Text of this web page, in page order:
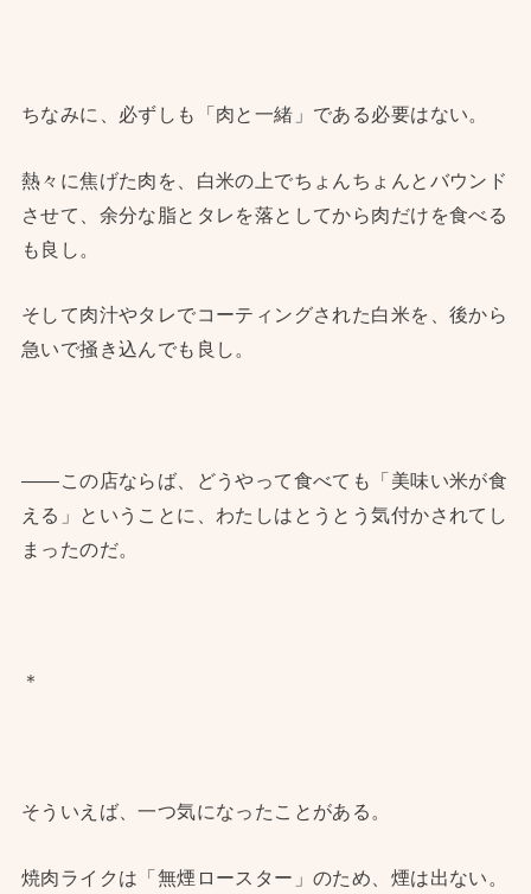
ちなみに、必ずしも「肉と一緒」である必要はない。
熱々に焦げた肉を、白米の上でちょんちょんとバウンド
させて、余分な脂とタレを落としてから肉だけを食べる
も良し。
そして肉汁やタレでコーティングされた白米を、後から
急いで掻き込んでも良し。
――この店ならば、どうやって食べても「美味い米が食
える」ということに、わたしはとうとう気付かされてし
まったのだ。
＊
そういえば、一つ気になったことがある。
焼肉ライクは「無煙ロースター」のため、煙は出ない。